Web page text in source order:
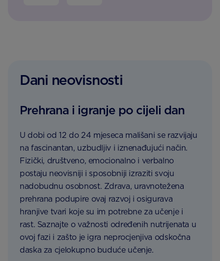
Dani neovisnosti
Prehrana i igranje po cijeli dan
U dobi od 12 do 24 mjeseca mališani se razvijaju
na fascinantan, uzbudljiv i iznenađujući način.
Fizički, društveno, emocionalno i verbalno
postaju neovisniji i sposobniji izraziti svoju
nadobudnu osobnost. Zdrava, uravnotežena
prehrana podupire ovaj razvoj i osigurava
hranjive tvari koje su im potrebne za učenje i
rast. Saznajte o važnosti određenih nutrijenata u
ovoj fazi i zašto je igra neprocjenjiva odskočna
daska za cjelokupno buduće učenje.